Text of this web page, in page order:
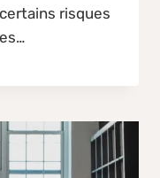
risques